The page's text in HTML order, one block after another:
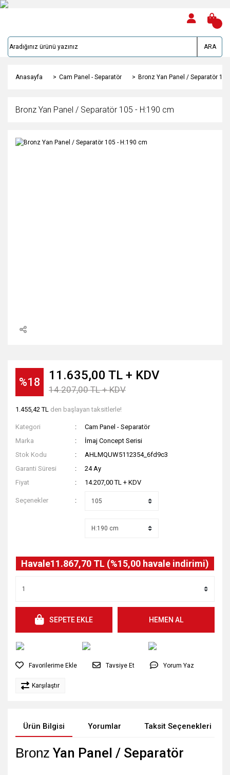
ARA
Anasayfa Cam Panel - Separatör Bronz Yan Panel / Separatör
Bronz Yan Panel / Separatör 105 - H:190 cm
%18 11.635,00 TL + KDV
14.207,00 TL + KDV
1.455,42 TL den başlayan taksitlerle!
Kategori
Cam Panel - Separatör
Marka
İmaj Concept Serisi
Stok Kodu
AHLMQUW5112354_6fd9c3
Garanti Süresi
24 Ay
Fiyat
14.207,00 TL + KDV
Seçenekler
Havale11.867,70 TL (%15,00 havale indirimi)
SEPETE EKLE HEMEN AL
Tavsiye Et Yorum Yaz
Karşılaştır
Ürün Bilgisi Yorumlar Taksit Seçenekleri
Bronz Yan Panel / Separatör